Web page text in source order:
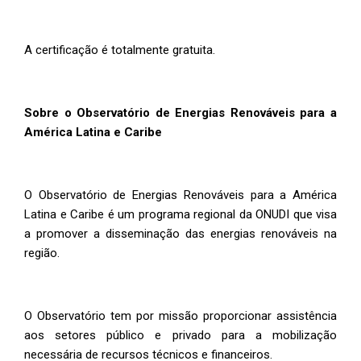
A certificação é totalmente gratuita.
Sobre o Observatório de Energias Renováveis para a
América Latina e Caribe
O Observatório de Energias Renováveis para a América
Latina e Caribe é um programa regional da ONUDI que visa
a promover a disseminação das energias renováveis na
região.
O Observatório tem por missão proporcionar assistência
aos setores público e privado para a mobilização
necessária de recursos técnicos e financeiros.